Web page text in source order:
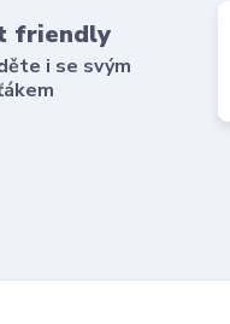
friendly
i se svým